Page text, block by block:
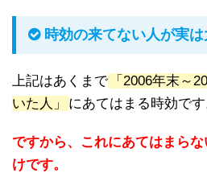
時効の来てない人が実
上記はあくまで
「2006年末～
いた人」
にあてはまる時効です
ですから、これにあてはまら
けです。